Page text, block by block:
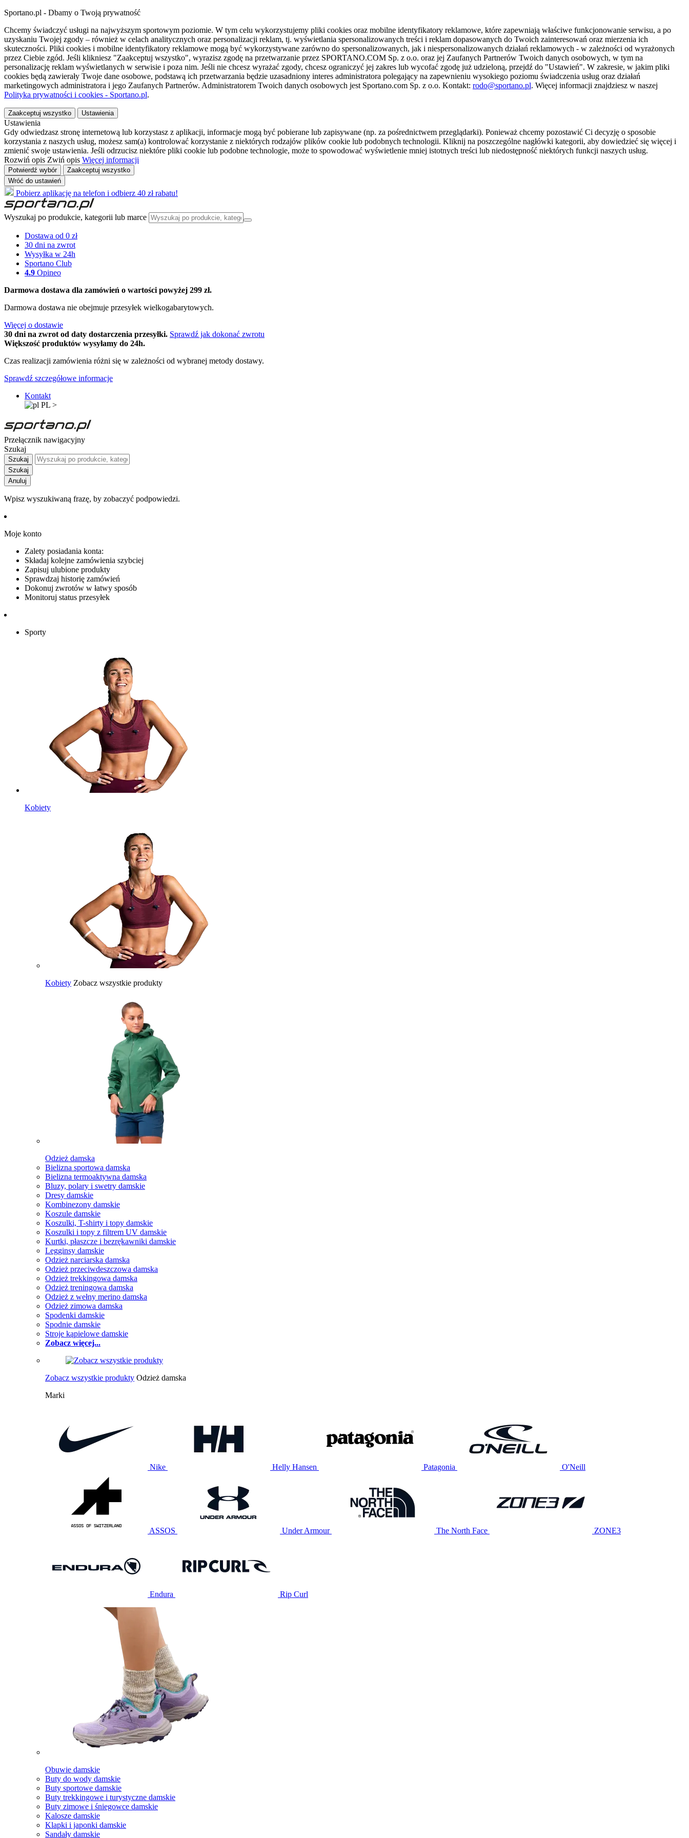
Sportano.pl - Dbamy o Twoją prywatność
Chcemy świadczyć usługi na najwyższym sportowym poziomie. W tym celu wykorzystujemy pliki cookies oraz mobilne identyfikatory reklamowe, które zapewniają właściwe funkcjonowanie serwisu, a po
uzyskaniu Twojej zgody – również w celach analitycznych oraz personalizacji reklam, tj. wyświetlania spersonalizowanych treści i reklam dopasowanych do Twoich zainteresowań oraz mierzenia ich
skuteczności. Pliki cookies i mobilne identyfikatory reklamowe mogą być wykorzystywane zarówno do spersonalizowanych, jak i niespersonalizowanych działań reklamowych - w zależności od wyrażonych
przez Ciebie zgód. Jeśli klikniesz "Zaakceptuj wszystko", wyrazisz zgodę na przetwarzanie przez SPORTANO.COM Sp. z o.o. oraz jej Zaufanych Partnerów Twoich danych osobowych, w tym na
personalizację reklam wyświetlanych w serwisie i poza nim. Jeśli nie chcesz wyrażać zgody, chcesz ograniczyć jej zakres lub wycofać zgodę już udzieloną, przejdź do "Ustawień". W zakresie, w jakim pliki
cookies będą zawierały Twoje dane osobowe, podstawą ich przetwarzania będzie uzasadniony interes administratora polegający na zapewnieniu wysokiego poziomu świadczenia usług oraz działań
marketingowych administratora i jego Zaufanych Partnerów. Administratorem Twoich danych osobowych jest Sportano.com Sp. z o.o. Kontakt: rodo@sportano.pl. Więcej informacji znajdziesz w naszej
Polityka prywatności i cookies - Sportano.pl.
Zaakceptuj wszystko Ustawienia
Ustawienia
Gdy odwiedzasz stronę internetową lub korzystasz z aplikacji, informacje mogą być pobierane lub zapisywane (np. za pośrednictwem przeglądarki). Ponieważ chcemy pozostawić Ci decyzję o sposobie
korzystania z naszych usług, możesz sam(a) kontrolować korzystanie z niektórych rodzajów plików cookie lub podobnych technologii. Kliknij na poszczególne nagłówki kategorii, aby dowiedzieć się więcej i
zmienić swoje ustawienia. Jeśli odrzucisz niektóre pliki cookie lub podobne technologie, może to spowodować wyświetlenie mniej istotnych treści lub niedostępność niektórych funkcji naszych usług.
Rozwiń opis Zwiń opis Więcej informacji
Potwierdź wybór
Zaakceptuj wszystko
Wróć do ustawień
Pobierz aplikację na telefon i odbierz 40 zł rabatu!
Wyszukaj po produkcie, kategorii lub marce
Dostawa od 0 zł
30 dni na zwrot
Wysyłka w 24h
Sportano Club
4.9 Opineo
Darmowa dostawa dla zamówień o wartości powyżej 299 zł.
Darmowa dostawa nie obejmuje przesyłek wielkogabarytowych.
Więcej o dostawie
30 dni na zwrot od daty dostarczenia przesyłki. Sprawdź jak dokonać zwrotu
Większość produktów wysyłamy do 24h.
Czas realizacji zamówienia różni się w zależności od wybranej metody dostawy.
Sprawdź szczegółowe informacje
Kontakt
PL >
Przełącznik nawigacyjny
Szukaj
Szukaj
Szukaj
Anuluj
Wpisz wyszukiwaną frazę, by zobaczyć podpowiedzi.
Moje konto
Zalety posiadania konta:
Składaj kolejne zamówienia szybciej
Zapisuj ulubione produkty
Sprawdzaj historię zamówień
Dokonuj zwrotów w łatwy sposób
Monitoruj status przesyłek
Sporty
Kobiety
Kobiety Zobacz wszystkie produkty
Odzież damska
Bielizna sportowa damska
Bielizna termoaktywna damska
Bluzy, polary i swetry damskie
Dresy damskie
Kombinezony damskie
Koszule damskie
Koszulki, T-shirty i topy damskie
Koszulki i topy z filtrem UV damskie
Kurtki, płaszcze i bezrękawniki damskie
Legginsy damskie
Odzież narciarska damska
Odzież przeciwdeszczowa damska
Odzież trekkingowa damska
Odzież treningowa damska
Odzież z wełny merino damska
Odzież zimowa damska
Spodenki damskie
Spodnie damskie
Stroje kąpielowe damskie
Zobacz więcej...
Zobacz wszystkie produkty Odzież damska
Marki
Nike Helly Hansen Patagonia O'Neill
ASSOS Under Armour The North Face ZONE3
Endura Rip Curl
Obuwie damskie
Buty do wody damskie
Buty sportowe damskie
Buty trekkingowe i turystyczne damskie
Buty zimowe i śniegowce damskie
Kalosze damskie
Klapki i japonki damskie
Sandały damskie